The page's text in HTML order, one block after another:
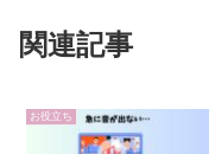
関連記事
お役立ち